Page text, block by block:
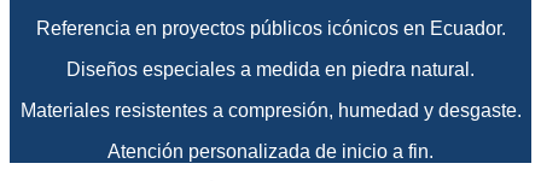
Referencia en proyectos públicos icónicos en Ecuador.
Diseños especiales a medida en piedra natural.
Materiales resistentes a compresión, humedad y desgaste.
Atención personalizada de inicio a fin.